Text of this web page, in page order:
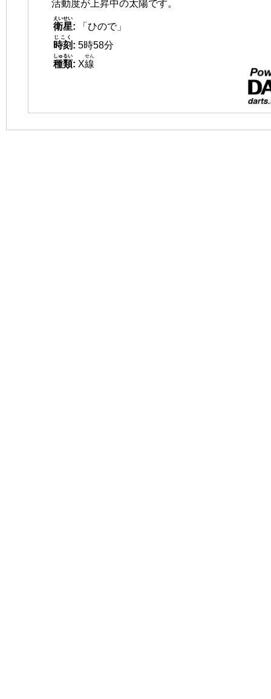
活動度が上昇中の太陽です。
衛星
えいせい
:
「ひので」
時刻
じこく
: 5時58分
種類
しゅるい
: X線
せん